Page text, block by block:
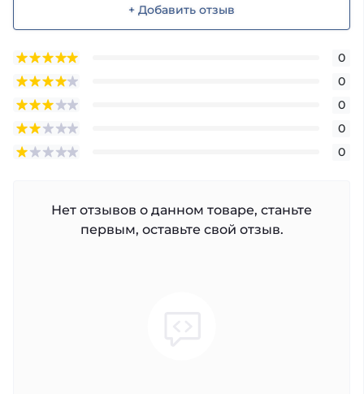
+ Добавить отзыв
0
0
0
0
0
Нет отзывов о данном товаре, станьте
первым, оставьте свой отзыв.